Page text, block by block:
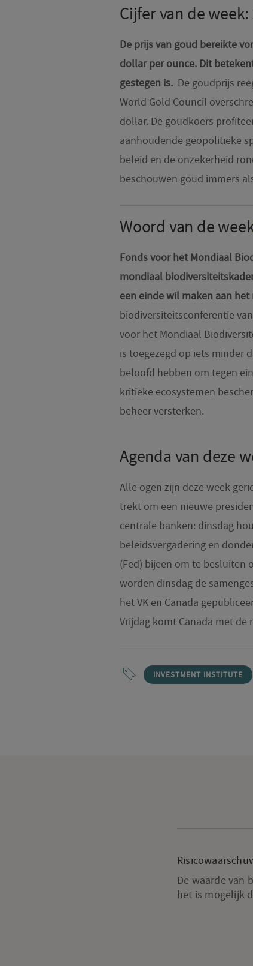
Cijfer van de week:
De prijs van goud bereikte
dollar per ounce. Dit
gestegen is. De goudprijs
World Gold Council
dollar. De goudkoers
aanhoudende geopolitieke
beleid en de onzekerheid
beschouwen goud immers
Woord van de
Fonds voor het Mondiaal
mondiaal
een einde wil maken aan
biodiversiteitsconferentie
voor het Mondiaal
is toegezegd op iets minder
beloofd hebben om tegen
kritieke ecosystemen
beheer versterken.
Agenda van deze
Alle ogen zijn deze week
trekt om een nieuwe
centrale banken: dinsdag
beleidsvergadering en
(Fed) bijeen om te besluiten
worden dinsdag de
het VK en Canada
Vrijdag komt Canada met
INVESTMENT INSTITUTE
De waarde van
het is mogelijk